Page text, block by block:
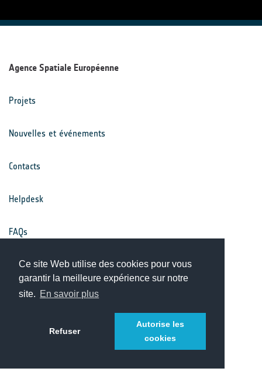
Ce site Web utilise des cookies pour vous
garantir la meilleure expérience sur notre
site. En savoir plus
Refuser
Autorise les
cookies
Agence Spatiale Européenne
Projets
Nouvelles et événements
Contacts
Helpdesk
FAQs
Conditions générales
Avis de confidentialité